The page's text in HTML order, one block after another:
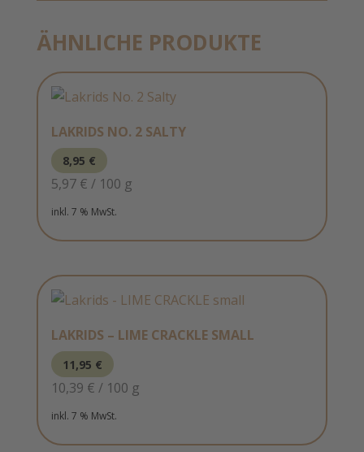
ÄHNLICHE PRODUKTE
LAKRIDS NO. 2 SALTY
8,95 €
5,97 € / 100 g
inkl. 7 % MwSt.
LAKRIDS – LIME CRACKLE SMALL
11,95 €
10,39 € / 100 g
inkl. 7 % MwSt.